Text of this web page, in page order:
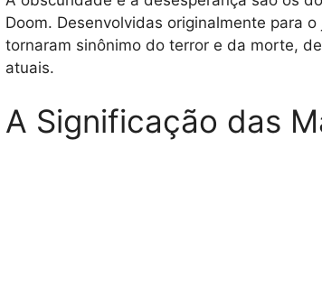
Doom. Desenvolvidas originalmente para
tornaram sinônimo do terror e da morte,
atuais.
A Significação das